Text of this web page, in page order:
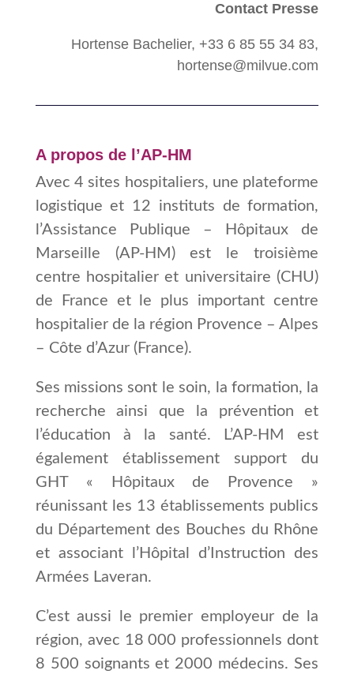
Contact Presse
Hortense Bachelier, +33 6 85 55 34 83,
hortense@milvue.com
A propos de l’AP-HM
Avec 4 sites hospitaliers, une plateforme
logistique et 12 instituts de formation,
l’Assistance Publique – Hôpitaux de
Marseille (AP-HM) est le troisième
centre hospitalier et universitaire (CHU)
de France et le plus important centre
hospitalier de la région Provence – Alpes
– Côte d’Azur (France).
Ses missions sont le soin, la formation, la
recherche ainsi que la prévention et
l’éducation à la santé. L’AP-HM est
également établissement support du
GHT « Hôpitaux de Provence »
réunissant les 13 établissements publics
du Département des Bouches du Rhône
et associant l’Hôpital d’Instruction des
Armées Laveran.
C’est aussi le premier employeur de la
région, avec 18 000 professionnels dont
8 500 soignants et 2000 médecins. Ses